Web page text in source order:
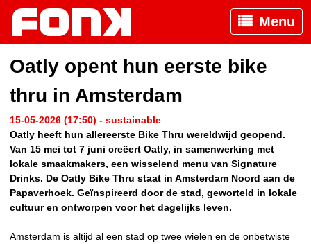
Menu
Oatly opent hun eerste bike
thru in Amsterdam
15-05-2026 (17:50) - sustainable
Oatly heeft hun allereerste Bike Thru wereldwijd geopend.
Van 15 mei tot 7 juni creëert Oatly, in samenwerking met
lokale smaakmakers, een wisselend menu van Signature
Drinks. De Oatly Bike Thru staat in Amsterdam Noord aan de
Papaverhoek. Geïnspireerd door de stad, geworteld in lokale
cultuur en ontworpen voor het dagelijks leven.
Amsterdam is altijd al een stad op twee wielen en de onbetwiste